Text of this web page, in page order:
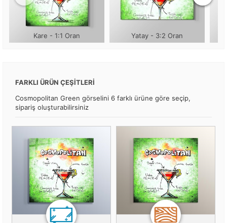
Kare - 1:1 Oran Yatay - 3:2 Oran
FARKLI ÜRÜN ÇEŞİTLERİ
Cosmopolitan Green görselini 6 farklı ürüne göre seçip,
sipariş oluşturabilirsiniz